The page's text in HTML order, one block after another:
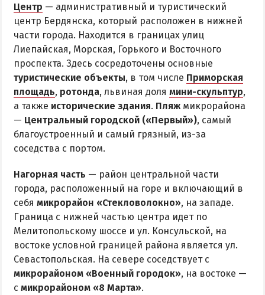
Центр — административный и туристический
центр Бердянска, который расположен в нижней
части города. Находится в границах улиц
Лиепайская, Морская, Горького и Восточного
проспекта. Здесь сосредоточены основные
туристические объекты, в том числе Приморская
площадь, ротонда, львиная доля мини-скульптур,
а также исторические здания. Пляж микрорайона
— Центральный городской («Первый»), самый
благоустроенный и самый грязный, из-за
соседства с портом.
Нагорная часть — район центральной части
города, расположенный на горе и включающий в
себя микрорайон «Стекловолокно», на западе.
Граница с нижней частью центра идет по
Мелитопольскому шоссе и ул. Консульской, на
востоке условной границей района является ул.
Севастопольская. На севере соседствует с
микрорайоном «Военный городок», на востоке —
с микрорайоном «8 Марта».